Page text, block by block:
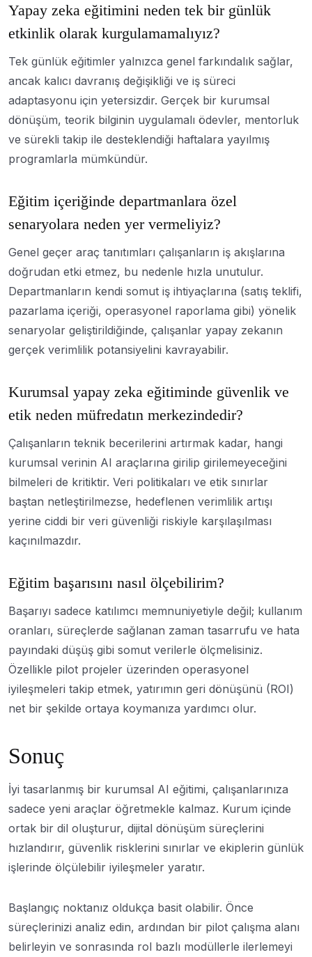
Yapay zeka eğitimini neden tek bir günlük
etkinlik olarak kurgulamamalıyız?
Tek günlük eğitimler yalnızca genel farkındalık sağlar,
ancak kalıcı davranış değişikliği ve iş süreci
adaptasyonu için yetersizdir. Gerçek bir kurumsal
dönüşüm, teorik bilginin uygulamalı ödevler, mentorluk
ve sürekli takip ile desteklendiği haftalara yayılmış
programlarla mümkündür.
Eğitim içeriğinde departmanlara özel
senaryolara neden yer vermeliyiz?
Genel geçer araç tanıtımları çalışanların iş akışlarına
doğrudan etki etmez, bu nedenle hızla unutulur.
Departmanların kendi somut iş ihtiyaçlarına (satış teklifi,
pazarlama içeriği, operasyonel raporlama gibi) yönelik
senaryolar geliştirildiğinde, çalışanlar yapay zekanın
gerçek verimlilik potansiyelini kavrayabilir.
Kurumsal yapay zeka eğitiminde güvenlik ve
etik neden müfredatın merkezindedir?
Çalışanların teknik becerilerini artırmak kadar, hangi
kurumsal verinin AI araçlarına girilip girilemeyeceğini
bilmeleri de kritiktir. Veri politikaları ve etik sınırlar
baştan netleştirilmezse, hedeflenen verimlilik artışı
yerine ciddi bir veri güvenliği riskiyle karşılaşılması
kaçınılmazdır.
Eğitim başarısını nasıl ölçebilirim?
Başarıyı sadece katılımcı memnuniyetiyle değil; kullanım
oranları, süreçlerde sağlanan zaman tasarrufu ve hata
payındaki düşüş gibi somut verilerle ölçmelisiniz.
Özellikle pilot projeler üzerinden operasyonel
iyileşmeleri takip etmek, yatırımın geri dönüşünü (ROI)
net bir şekilde ortaya koymanıza yardımcı olur.
Sonuç
İyi tasarlanmış bir kurumsal AI eğitimi, çalışanlarınıza
sadece yeni araçlar öğretmekle kalmaz. Kurum içinde
ortak bir dil oluşturur, dijital dönüşüm süreçlerini
hızlandırır, güvenlik risklerini sınırlar ve ekiplerin günlük
işlerinde ölçülebilir iyileşmeler yaratır.
Başlangıç noktanız oldukça basit olabilir. Önce
süreçlerinizi analiz edin, ardından bir pilot çalışma alanı
belirleyin ve sonrasında rol bazlı modüllerle ilerlemeyi